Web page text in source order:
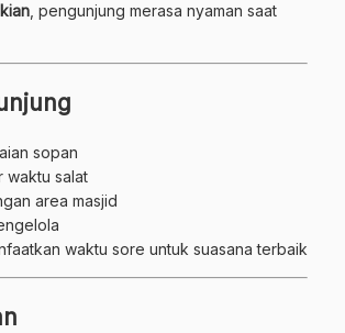
, pengunjung merasa nyaman saat
sopan
waktu salat
area masjid
waktu sore untuk suasana terbaik